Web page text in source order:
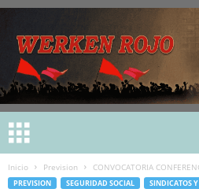
Inicio Prevision CONVOCATORIA
PREVISION SEGURIDAD SOCIAL SINDICATOS